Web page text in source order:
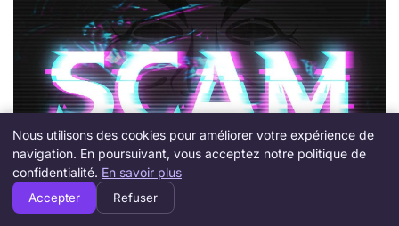
Nous utilisons des cookies pour améliorer votre expérience de
navigation. En poursuivant, vous acceptez notre politique de
confidentialité. En savoir plus
Accepter Refuser